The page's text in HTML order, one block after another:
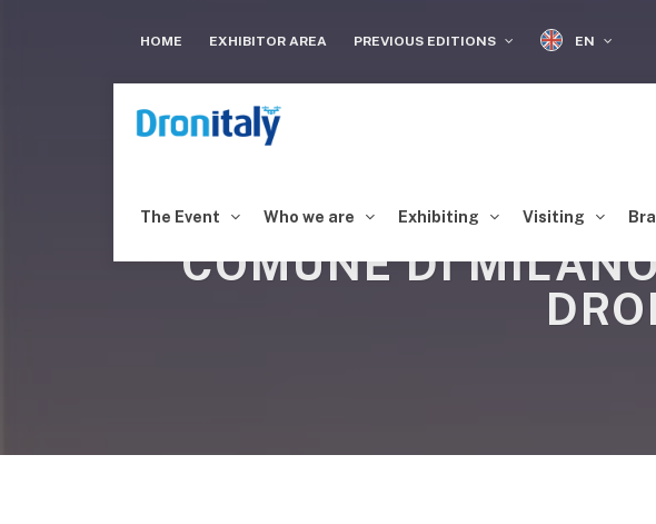
HOME EXHIBITOR AREA PREVIOUS EDITIONS EN
The Event Who we are Exhibiting Visiting
COMUNE DI